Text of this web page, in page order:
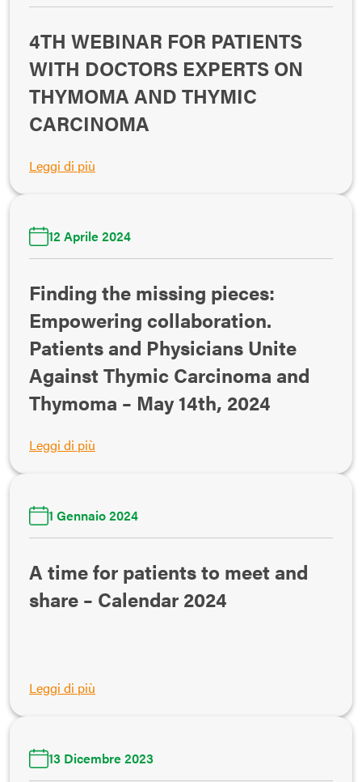
4TH WEBINAR FOR PATIENTS
WITH DOCTORS EXPERTS ON
THYMOMA AND THYMIC
CARCINOMA
Leggi di più
12 Aprile 2024
Finding the missing pieces:
Empowering collaboration.
Patients and Physicians Unite
Against Thymic Carcinoma and
Thymoma – May 14th, 2024
Leggi di più
1 Gennaio 2024
A time for patients to meet and
share – Calendar 2024
Leggi di più
13 Dicembre 2023